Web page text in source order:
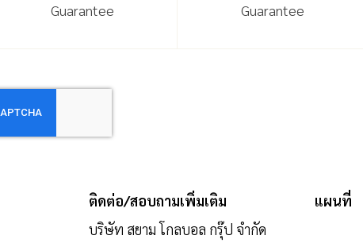
Guarantee
Guarantee
ติดต่อ/สอบถามเพิ่มเติม
บริษัท สยาม โกลบอล กรุ๊ป จำกัด
แผนที่